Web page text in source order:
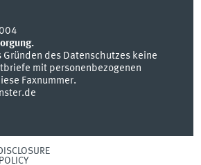
Gründen des Datenschutzes keine
mit personenbezogenen
Faxnummer.